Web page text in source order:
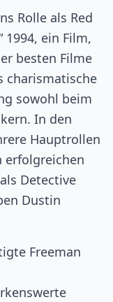
Rolle als Red
1994, ein Film,
besten Filme
charismatische
sowohl beim
In den
Hauptrollen
erfolgreichen
Detective
Dustin
Freeman